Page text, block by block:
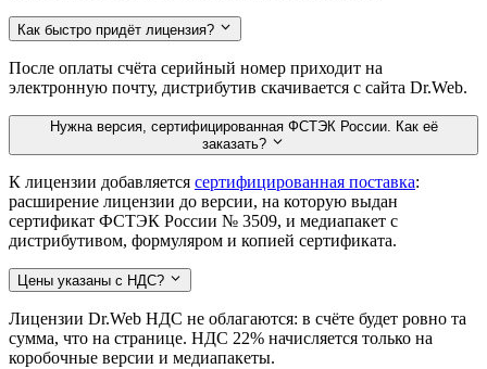
Как быстро придёт лицензия?
После оплаты счёта серийный номер приходит на
электронную почту, дистрибутив скачивается с сайта Dr.Web.
Нужна версия, сертифицированная ФСТЭК России. Как её
заказать?
К лицензии добавляется сертифицированная поставка:
расширение лицензии до версии, на которую выдан
сертификат ФСТЭК России № 3509, и медиапакет с
дистрибутивом, формуляром и копией сертификата.
Цены указаны с НДС?
Лицензии Dr.Web НДС не облагаются: в счёте будет ровно та
сумма, что на странице. НДС 22% начисляется только на
коробочные версии и медиапакеты.